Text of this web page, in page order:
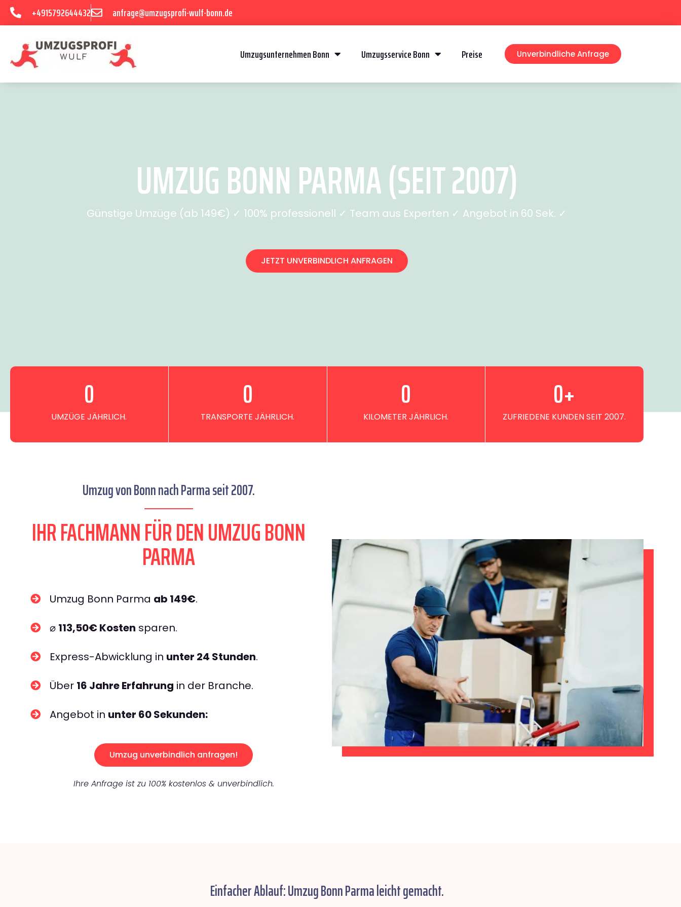
+4915792644432 anfrage@umzugsprofi-wulf-bonn.de
Umzugsunternehmen Bonn Umzugsservice Bonn Preise Unverbindliche Anfrage
UMZUG BONN PARMA (SEIT 2007)
Günstige Umzüge (ab 149€) ✓ 100% professionell ✓ Team aus Experten ✓ Angebot in 60 Sek. ✓
JETZT UNVERBINDLICH ANFRAGEN
UMZÜGE JÄHRLICH.
0
TRANSPORTE JÄHRLICH.
0
KILOMETER JÄHRLICH.
0
ZUFRIEDENE KUNDEN SEIT 2007.
0+
Umzug von Bonn nach Parma seit 2007.
IHR FACHMANN FÜR DEN UMZUG BONN
PARMA
Umzug Bonn Parma ab 149€.
⌀ 113,50€ Kosten sparen.
Express-Abwicklung in unter 24 Stunden.
Über 16 Jahre Erfahrung in der Branche.
Angebot in unter 60 Sekunden:
Umzug unverbindlich anfragen!
Ihre Anfrage ist zu 100% kostenlos & unverbindlich.
Einfacher Ablauf: Umzug Bonn Parma leicht gemacht.